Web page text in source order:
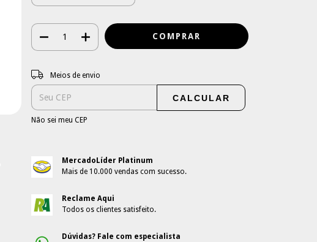
Entregas para o CEP:
Meios de envio
CALCULAR
Não sei meu CEP
MercadoLíder Platinum
Mais de 10.000 vendas com sucesso.
Reclame Aqui
Todos os clientes satisfeito.
Dúvidas? Fale com especialista